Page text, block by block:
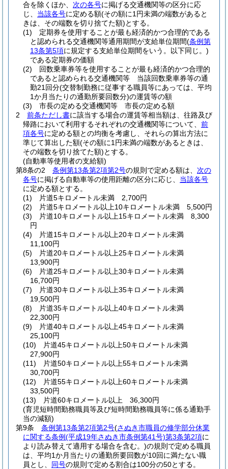
合を除くほか、 次の各号に掲げる交通機関等の区分に応
じ、 当該各号に定める額(その額に1円未満の端数があると
きは、その端数を切り捨てた額)とする。
(1)
定期券を使用することが最も経済的かつ合理的である
と認められる交通機関等通用期間が支給単位期間(条例第
13条第5項に規定する支給単位期間をいう。以下同じ。)
である定期券の価額
(2)
回数乗車券等を使用することが最も経済的かつ合理的
であると認められる交通機関等 当該回数乗車券等の通
勤21回分(交替制勤務に従事する職員等にあっては、平均
1か月当たりの通勤所要回数分)の運賃等の額
(3)
市長の定める交通機関等 市長の定める額
2
前条ただし書に該当する場合の運賃等相当額は、往路及び
帰路において利用するそれぞれの交通機関等について、 前
項各号に定める額との均衡を考慮し、それらの算出方法に
準じて算出した額(その額に1円未満の端数があるときは、
その端数を切り捨てた額)とする。
(自動車等使用者の支給額)
第8条の2
条例第13条第2項第2号の規則で定める額は、 次の
各号に掲げる自動車等の使用距離の区分に応じ、 当該各号
に定める額とする。
(1)
片道5キロメートル未満 2,700円
(2)
片道5キロメートル以上10キロメートル未満 5,500円
(3)
片道10キロメートル以上15キロメートル未満 8,300
円
(4)
片道15キロメートル以上20キロメートル未満
11,100円
(5)
片道20キロメートル以上25キロメートル未満
13,900円
(6)
片道25キロメートル以上30キロメートル未満
16,700円
(7)
片道30キロメートル以上35キロメートル未満
19,500円
(8)
片道35キロメートル以上40キロメートル未満
22,300円
(9)
片道40キロメートル以上45キロメートル未満
25,100円
(10)
片道45キロメートル以上50キロメートル未満
27,900円
(11)
片道50キロメートル以上55キロメートル未満
30,700円
(12)
片道55キロメートル以上60キロメートル未満
33,500円
(13)
片道60キロメートル以上 36,300円
(育児短時間勤務職員等及び短時間勤務職員等に係る通勤手
当の減額)
第9条
条例第13条第2項第2号(さぬき市職員の修学部分休業
に関する条例(平成19年さぬき市条例第41号)第3条第2項に
より読み替えて適用する場合を含む。)の規則で定める職員
は、平均1か月当たりの通勤所要回数が10回に満たない職
員とし、 同号の規則で定める割合は100分の50とする。